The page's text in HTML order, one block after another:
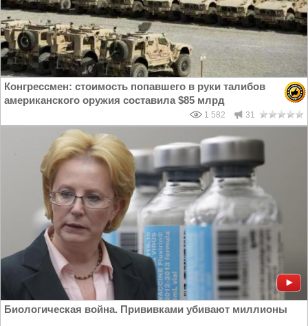
Конгрессмен: стоимость попавшего в руки талибов
американского оружия составила $85 млрд
1 582 31
Биологическая война. Прививками убивают миллионы